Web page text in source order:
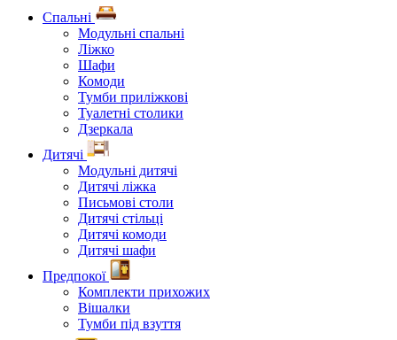
Спальні
Модульні спальні
Ліжко
Шафи
Комоди
Тумби приліжкові
Туалетні столики
Дзеркала
Дитячі
Модульні дитячі
Дитячі ліжка
Письмові столи
Дитячі стільці
Дитячі комоди
Дитячі шафи
Предпокої
Комплекти прихожих
Вішалки
Тумби під взуття